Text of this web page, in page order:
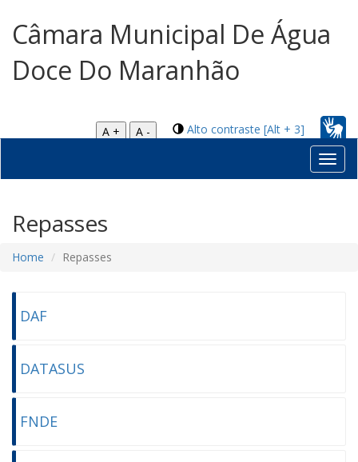
Câmara Municipal De Água
Doce Do Maranhão
Alto contraste [Alt + 3]
A +
A -
Repasses
Home Repasses
DAF
DATASUS
FNDE